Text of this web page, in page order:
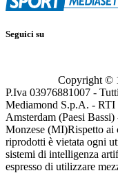
Seguici su
Copyright ©
P.Iva 03976881007 -
Mediamond S.p.A. - RTI
Amsterdam (Paesi
Monzese (MI)Rispetto ai
riprodotti è vietata ogni
sistemi di intelligenza
espresso di utilizzare